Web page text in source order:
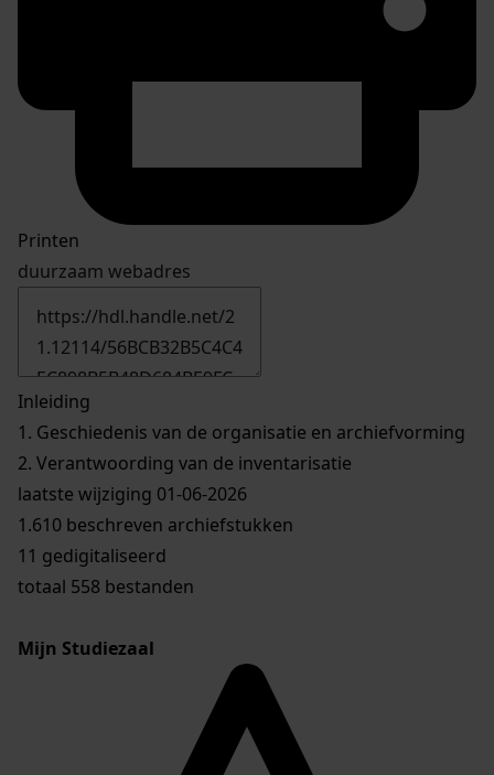
Printen
duurzaam webadres
Inleiding
1. Geschiedenis van de organisatie en archiefvorming
2. Verantwoording van de inventarisatie
laatste wijziging 01-06-2026
1.610 beschreven archiefstukken
11 gedigitaliseerd
totaal 558 bestanden
Mijn Studiezaal